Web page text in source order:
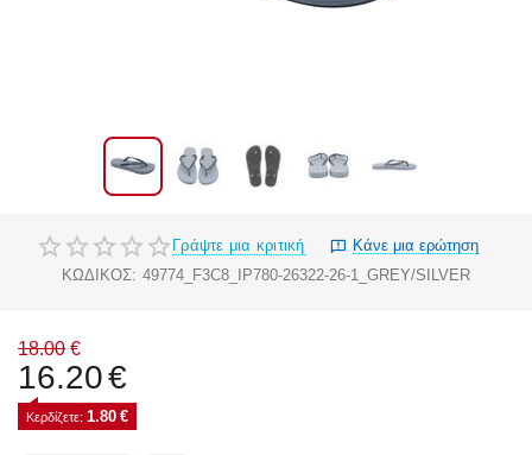
Γράψτε μια κριτική
Κάνε μια ερώτηση
ΚΩΔΙΚΟΣ: 49774_F3C8_IP780-26322-26-1_GREY/SILVER
18.00 €
16.20€
Κερδίζετε: 1.80 €